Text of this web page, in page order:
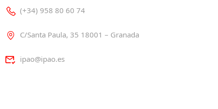
(+34) 958 80 60 74
C/Santa Paula, 35 18001 – Granada
ipao@ipao.es